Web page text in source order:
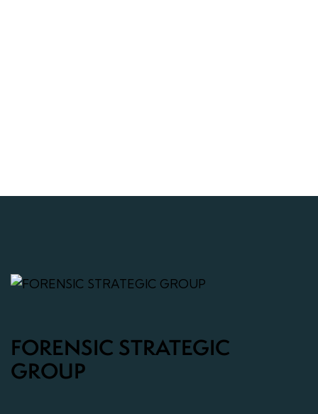
FORENSIC STRATEGIC
GROUP